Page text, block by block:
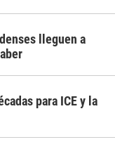
lleguen a
para ICE y la